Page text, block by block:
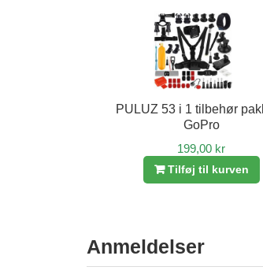
PULUZ 53 i 1 tilbehør
GoPro
199,00 kr
Tilføj til kurven
Anmeldelser